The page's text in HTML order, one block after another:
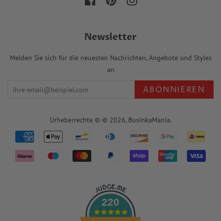
Newsletter
Melden Sie sich für die neuesten Nachrichten, Angebote und Styles
an
ABONNIEREN
Urheberrechte © © 2026, BusinkaMania.
Zahlungssymbole
220